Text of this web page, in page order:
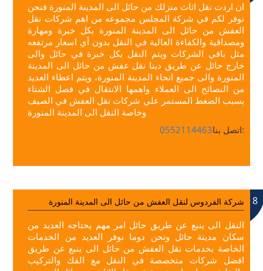
ان اردت نقل اثاث منزلك من حائل الى المدينة المنورة فنحن
نوفر لكم في شركة المجلس مجموعه من اهم شركات نقل
العفش من حائل الى المدينة المنورة بكل خبرة ومهارة
ومصداقية والكفاءة العالية في النقل بدون أي اسعار مرتفعه
مثل باقي الشركات ويتم النقل بكل خبرة في حائل والى
خارج حائل عن طريق دينا نقل عفش من حائل الى المدينة
المنورة والى جميع انحاء المدينة المنورة، ويتم اعطاء العديد
من النصائح الى العملاء واهمها الانتقال في فصل الشتاء
بسبب الضغط المستمر علي شركات نقل العفش في الصيف
وخاصة النقل الى المدينة المنورة
0552114463
اتصل بنا:
8 شركة الفردوس لنقل العفش من حائل الى المدينة المنورة
النقل الى ينبع عن طريق حائل امر مهم يحتاجه العديد من
سكان مدينة حائل ونحن دوما نوفر العديد من الخدمات
الخاصة بخدمات نقل العفش من حائل الى ينبع عن طريق
افضل شركات متخصصة في النقل مع الفك والتركيب